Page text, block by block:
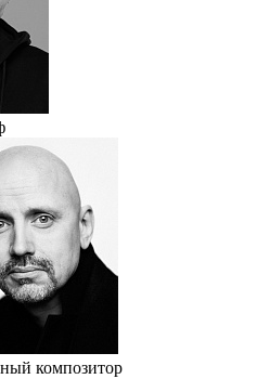
композитор